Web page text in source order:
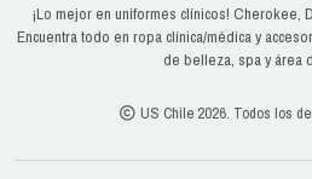
¡Lo mejor en uniformes clínicos! Cherokee,
Encuentra todo en ropa clínica/médica y
de belleza, spa y área
US Chile 2026. Todos los